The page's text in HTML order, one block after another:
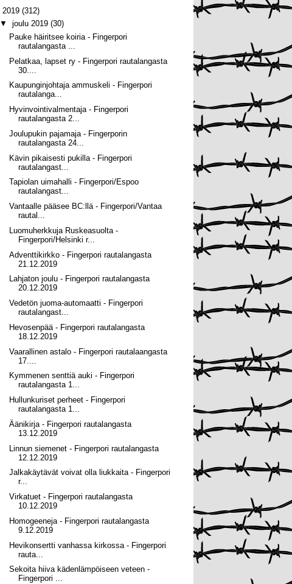
2019 (312)
▼ joulu 2019 (30)
Pauke häiritsee koiria - Fingerpori
rautalangasta ...
Pelatkaa, lapset ry - Fingerpori rautalangasta
30....
Kaupunginjohtaja ammuskeli - Fingerpori
rautalanga...
Hyvinvointivalmentaja - Fingerpori
rautalangasta 2...
Joulupukin pajamaja - Fingerporin
rautalangasta 24...
Kävin pikaisesti pukilla - Fingerpori
rautalangast...
Tapiolan uimahalli - Fingerpori/Espoo
rautalangast...
Vantaalle pääsee BC:llä - Fingerpori/Vantaa
rautal...
Luomuherkkuja Ruskeasuolta -
Fingerpori/Helsinki r...
Adventtikirkko - Fingerpori rautalangasta
21.12.2019
Lahjaton joulu - Fingerpori rautalangasta
20.12.2019
Vedetön juoma-automaatti - Fingerpori
rautalangast...
Hevosenpää - Fingerpori rautalangasta
18.12.2019
Vaarallinen astalo - Fingerpori rautalaangasta
17....
Kymmenen senttiä auki - Fingerpori
rautalangasta 1...
Hullunkuriset perheet - Fingerpori
rautalangasta 1...
Äänikirja - Fingerpori rautalangasta
13.12.2019
Linnun siemenet - Fingerpori rautalangasta
12.12.2019
Jalkakäytävät voivat olla liukkaita - Fingerpori
r...
Virkatuet - Fingerpori rautalangasta
10.12.2019
Homogeeneja - Fingerpori rautalangasta
9.12.2019
Hevikonsertti vanhassa kirkossa - Fingerpori
rauta...
Sekoita hiiva kädenlämpöiseen veteen -
Fingerpori ...